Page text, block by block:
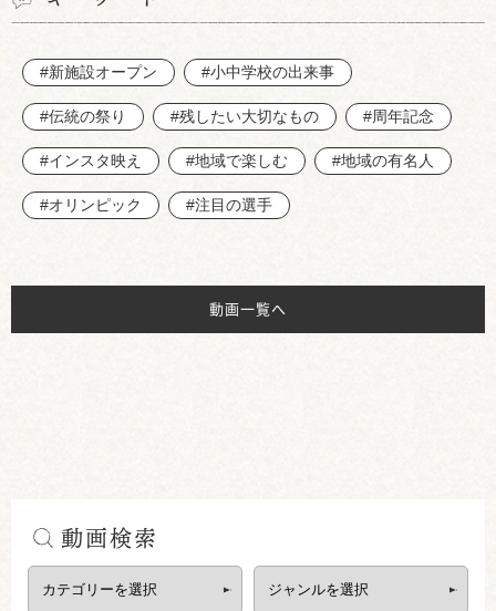
#新施設オープン #小中学校の出来事
#伝統の祭り #残したい大切なもの #周年記念
#インスタ映え #地域で楽しむ #地域の有名人
#オリンピック #注目の選手
動画一覧へ
動画検索